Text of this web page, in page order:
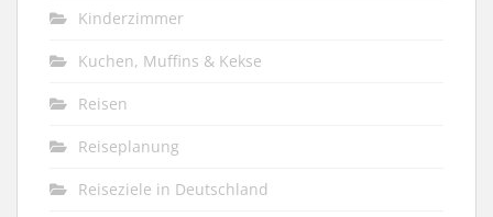
Kinderzimmer
Kuchen, Muffins & Kekse
Reisen
Reiseplanung
Reiseziele in Deutschland